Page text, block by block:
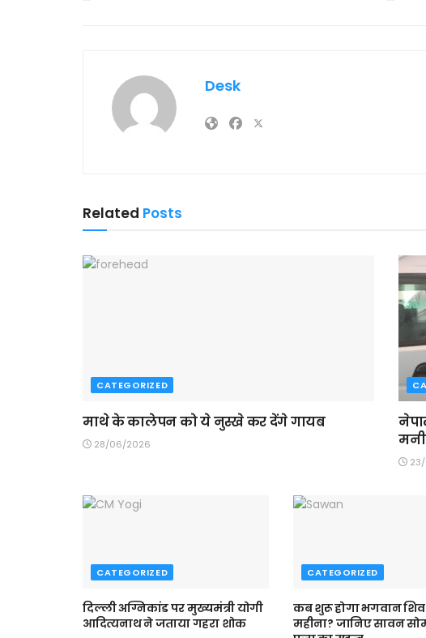
Desk
Related Posts
CATEGORIZED
माथे के कालेपन को ये नुस्खे कर देंगे गायब
28/06/2026
मनी
CATEGORIZED
दिल्ली अग्निकांड पर मुख्यमंत्री योगी
आदित्यनाथ ने जताया गहरा शोक
CATEGORIZED
कब शुरू होगा भगवान शिव
महीना? जानिए सावन